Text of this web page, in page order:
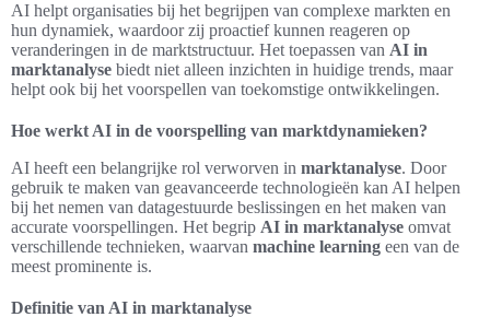
AI helpt organisaties bij het begrijpen van complexe markten en
hun dynamiek, waardoor zij proactief kunnen reageren op
veranderingen in de marktstructuur. Het toepassen van AI in
marktanalyse biedt niet alleen inzichten in huidige trends, maar
helpt ook bij het voorspellen van toekomstige ontwikkelingen.
Hoe werkt AI in de voorspelling van marktdynamieken?
AI heeft een belangrijke rol verworven in marktanalyse. Door
gebruik te maken van geavanceerde technologieën kan AI helpen
bij het nemen van datagestuurde beslissingen en het maken van
accurate voorspellingen. Het begrip AI in marktanalyse omvat
verschillende technieken, waarvan machine learning een van de
meest prominente is.
Definitie van AI in marktanalyse